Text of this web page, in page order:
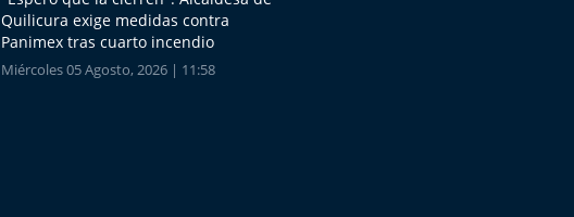
Quilicura exige medidas contra
Panimex tras cuarto incendio
Miércoles 05 Agosto, 2026 | 11:58